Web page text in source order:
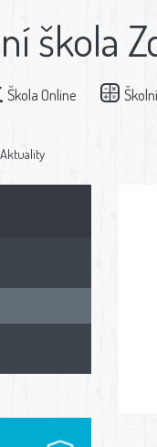
škola
Škola Online
Aktuality